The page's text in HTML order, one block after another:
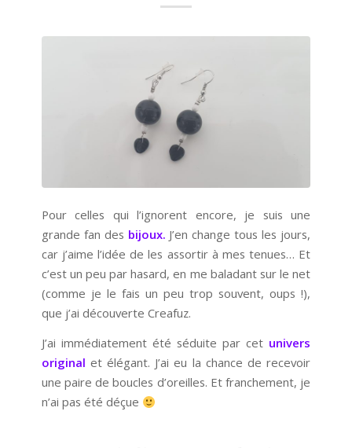
Pour celles qui l’ignorent encore, je suis une
grande fan des bijoux. J’en change tous les jours,
car j’aime l’idée de les assortir à mes tenues… Et
c’est un peu par hasard, en me baladant sur le net
(comme je le fais un peu trop souvent, oups !),
que j’ai découverte Creafuz.
J’ai immédiatement été séduite par cet univers
original et élégant. J’ai eu la chance de recevoir
une paire de boucles d’oreilles. Et franchement, je
n’ai pas été déçue